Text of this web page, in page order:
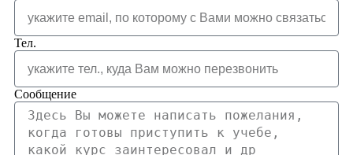
Тел.
Сообщение